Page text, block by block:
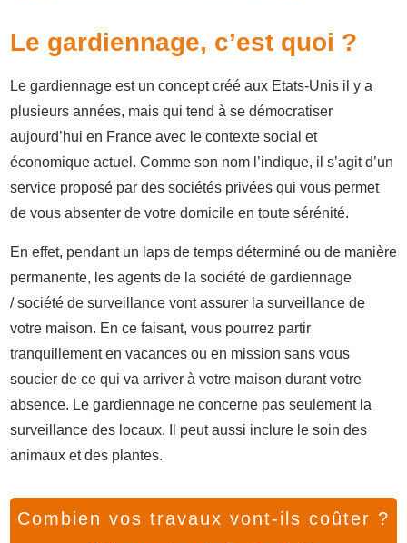
Le gardiennage, c’est quoi ?
Le gardiennage est un concept créé aux Etats-Unis il y a
plusieurs années, mais qui tend à se démocratiser
aujourd’hui en France avec le contexte social et
économique actuel. Comme son nom l’indique, il s’agit d’un
service proposé par des sociétés privées qui vous permet
de vous absenter de votre domicile en toute sérénité.
En effet, pendant un laps de temps déterminé ou de manière
permanente, les agents de la société de gardiennage
/ société de surveillance vont assurer la surveillance de
votre maison. En ce faisant, vous pourrez partir
tranquillement en vacances ou en mission sans vous
soucier de ce qui va arriver à votre maison durant votre
absence. Le gardiennage ne concerne pas seulement la
surveillance des locaux. Il peut aussi inclure le soin des
animaux et des plantes.
Combien vos travaux vont-ils coûter ?